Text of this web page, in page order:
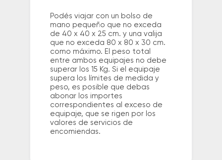
Podés viajar con un bolso de
mano pequeño que no exceda
de 40 x 40 x 25 cm. y una valija
que no exceda 80 x 80 x 30 cm.
como máximo. El peso total
entre ambos equipajes no debe
superar los 15 Kg. Si el equipaje
supera los límites de medida y
peso, es posible que debas
abonar los importes
correspondientes al exceso de
equipaje, que se rigen por los
valores de servicios de
encomiendas.